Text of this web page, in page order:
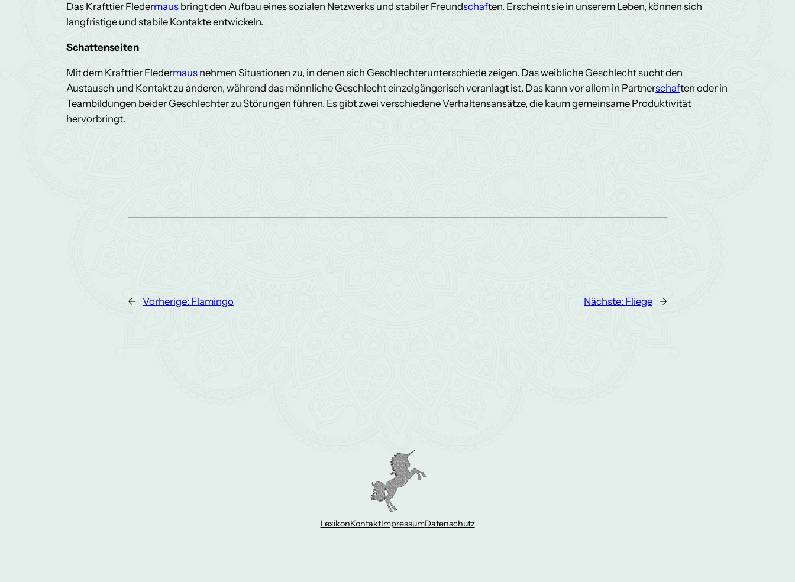
Das Krafttier Fledermaus bringt den Aufbau eines sozialen Netzwerks und stabiler Freundschaften. Erscheint sie in unserem Leben, können sich
langfristige und stabile Kontakte entwickeln.
Schattenseiten
Mit dem Krafttier Fledermaus nehmen Situationen zu, in denen sich Geschlechterunterschiede zeigen. Das weibliche Geschlecht sucht den
Austausch und Kontakt zu anderen, während das männliche Geschlecht einzelgängerisch veranlagt ist. Das kann vor allem in Partnerschaften oder in
Teambildungen beider Geschlechter zu Störungen führen. Es gibt zwei verschiedene Verhaltensansätze, die kaum gemeinsame Produktivität
hervorbringt.
← Vorherige: Flamingo Nächste: Fliege →
LexikonKontaktImpressumDatenschutz